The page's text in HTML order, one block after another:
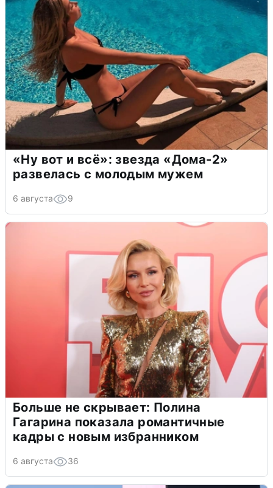
«Ну вот и всё»: звезда «Дома-2»
развелась с молодым мужем
6 августа 9
Больше не скрывает: Полина
Гагарина показала романтичные
кадры с новым избранником
6 августа 36